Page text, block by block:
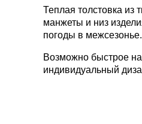
Теплая толстовка из
манжеты и низ
погоды в межсезонье.
Возможно быстрое
индивидуальный